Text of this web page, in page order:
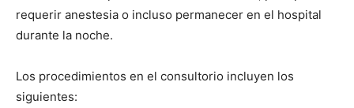
requerir anestesia o incluso permanecer en el hospital
durante la noche.
Los procedimientos en el consultorio incluyen los
siguientes: